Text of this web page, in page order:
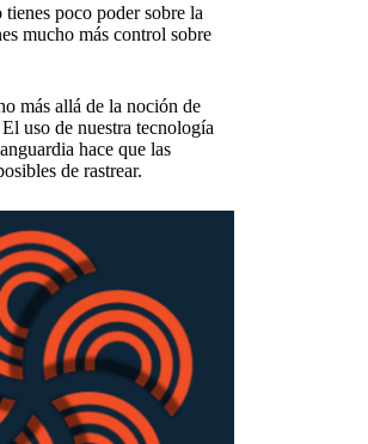
poco poder sobre la
mucho más control sobre
más allá de la noción de
uso de nuestra tecnología
hace que las
de rastrear.